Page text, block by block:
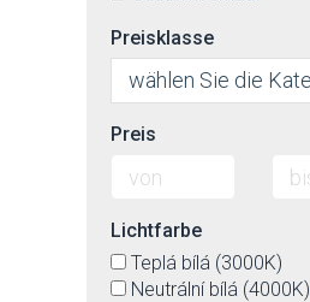
Preisklasse
Preis
Lichtfarbe
Teplá bílá (3000K)
Neutrální bílá (4000K)